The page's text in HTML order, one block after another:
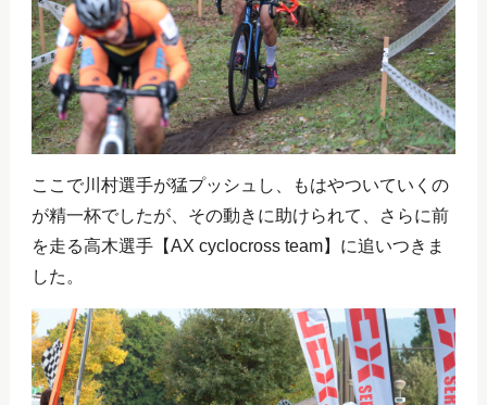
ここで川村選手が猛プッシュし、もはやついていくの
が精一杯でしたが、その動きに助けられて、さらに前
を走る高木選手【AX cyclocross team】に追いつきま
した。